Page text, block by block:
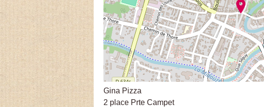
Gina Pizza
2 place Prte Campet